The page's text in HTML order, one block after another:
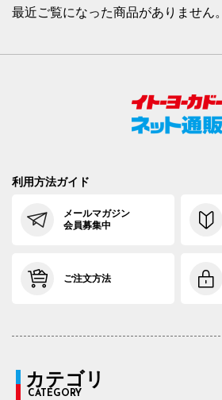
最近ご覧になった商品がありません。
利用方法ガイド
メールマガジン
会員募集中
ご注文方法
カテゴリ
CATEGORY